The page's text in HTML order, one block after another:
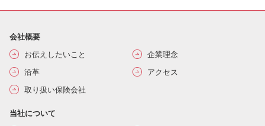
会社概要
お伝えしたいこと
企業理念
沿革
アクセス
取り扱い保険会社
当社について